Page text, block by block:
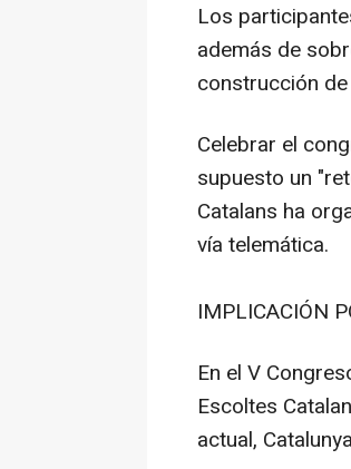
Los
además de
construcción
Celebrar el
supuesto un
Catalans ha
vía telemática.
IMPLICACIÓN
En el V
Escoltes
actual,